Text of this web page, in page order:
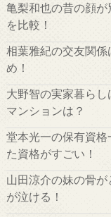
亀梨和也の昔の顔
を比較！
相葉雅紀の交友関
め！
大野智の実家暮ら
マンションは？
堂本光一の保有資
た資格がすごい！
山田涼介の妹の骨
が泣ける！